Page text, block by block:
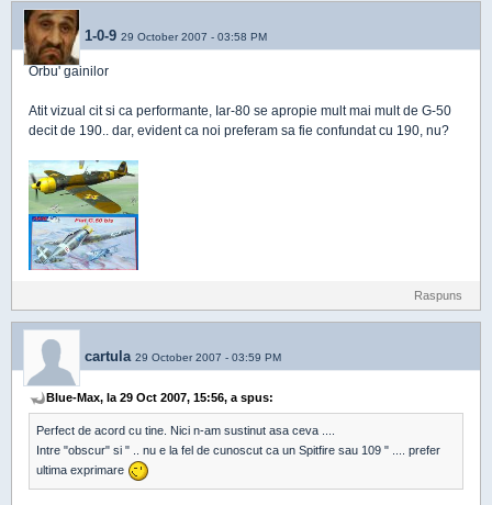
1-0-9 29 October 2007 - 03:58 PM
Orbu' gainilor
Atit vizual cit si ca performante, Iar-80 se apropie mult mai mult de G-50
decit de 190.. dar, evident ca noi preferam sa fie confundat cu 190, nu?
Raspuns
cartula 29 October 2007 - 03:59 PM
Blue-Max, la 29 Oct 2007, 15:56, a spus:
Perfect de acord cu tine. Nici n-am sustinut asa ceva ....
Intre "obscur" si " .. nu e la fel de cunoscut ca un Spitfire sau 109 " .... prefer
ultima exprimare